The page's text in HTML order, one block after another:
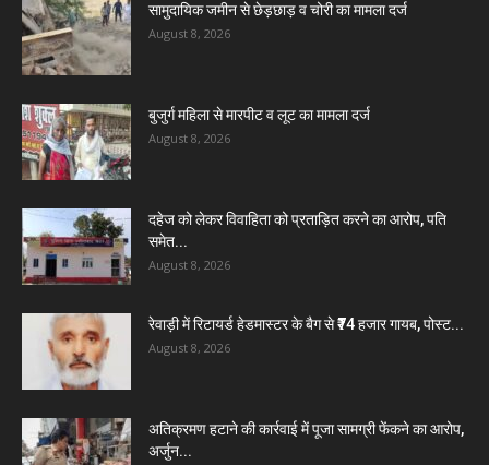
सामुदायिक जमीन से छेड़छाड़ व चोरी का मामला दर्ज
August 8, 2026
बुजुर्ग महिला से मारपीट व लूट का मामला दर्ज
August 8, 2026
दहेज को लेकर विवाहिता को प्रताड़ित करने का आरोप, पति
समेत...
August 8, 2026
रेवाड़ी में रिटायर्ड हेडमास्टर के बैग से ₹74 हजार गायब, पोस्ट...
August 8, 2026
अतिक्रमण हटाने की कार्रवाई में पूजा सामग्री फेंकने का आरोप,
अर्जुन...